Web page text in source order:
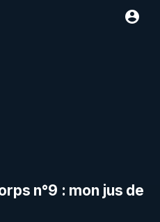
n°9 : mon jus de